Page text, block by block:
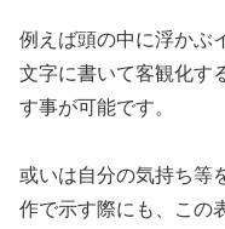
例えば頭の中に浮かぶ
文字に書いて客観化す
す事が可能です。
或いは自分の気持ち等
作で示す際にも、この